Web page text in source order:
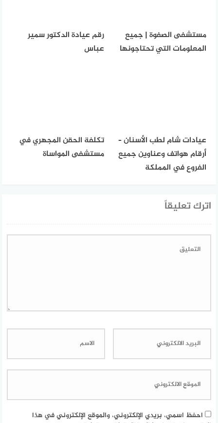
مستشفى الصفوة | جميع
المعلومات التي تحتاجونها
رقم عيادة الدكتور سمير
عباس
عيادات شام لطب الأسنان –
أرقام هواتف وعناوين جميع
الفروع في المملكة
تكلفة الحقن المجهري في
مستشفى المواساة
اترك تعليقاً
احفظ اسمي، بريدي الإلكتروني، والموقع الإلكتروني في هذا